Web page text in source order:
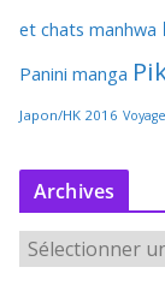
et chats manhwa
Panini manga
Japon/HK 2016
Archives
r